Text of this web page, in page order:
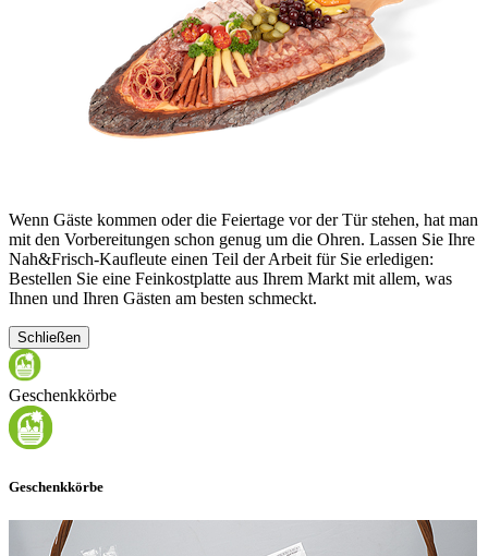
Wenn Gäste kommen oder die Feiertage vor der Tür stehen, hat man
mit den Vorbereitungen schon genug um die Ohren. Lassen Sie Ihre
Nah&Frisch-Kaufleute einen Teil der Arbeit für Sie erledigen:
Bestellen Sie eine Feinkostplatte aus Ihrem Markt mit allem, was
Ihnen und Ihren Gästen am besten schmeckt.
Schließen
Geschenkkörbe
Geschenkkörbe